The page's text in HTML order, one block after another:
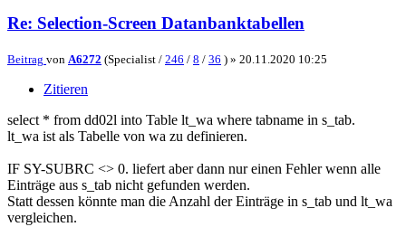
Re: Selection-Screen Datanbanktabellen
Beitrag von A6272 (Specialist / 246 / 8 / 36 ) » 20.11.2020 10:25
Zitieren
select * from dd02l into Table lt_wa where tabname in s_tab.
lt_wa ist als Tabelle von wa zu definieren.
IF SY-SUBRC <> 0. liefert aber dann nur einen Fehler wenn alle
Einträge aus s_tab nicht gefunden werden.
Statt dessen könnte man die Anzahl der Einträge in s_tab und lt_wa
vergleichen.